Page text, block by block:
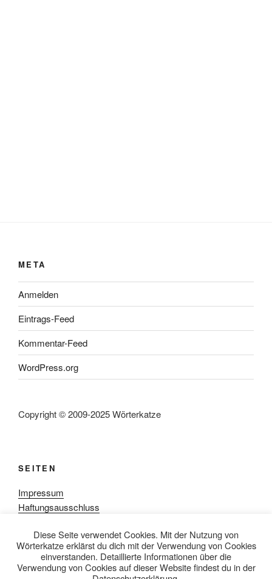
META
Anmelden
Eintrags-Feed
Kommentar-Feed
WordPress.org
Copyright © 2009-2025 Wörterkatze
SEITEN
Impressum
Haftungsausschluss
Rezensionpolitik
Bewertungsschema
Media-Kit
Diese Seite verwendet Cookies. Mit der Nutzung von
Wörterkatze erklärst du dich mit der Verwendung von Cookies
einverstanden. Detaillierte Informationen über die
Verwendung von Cookies auf dieser Website findest du in der